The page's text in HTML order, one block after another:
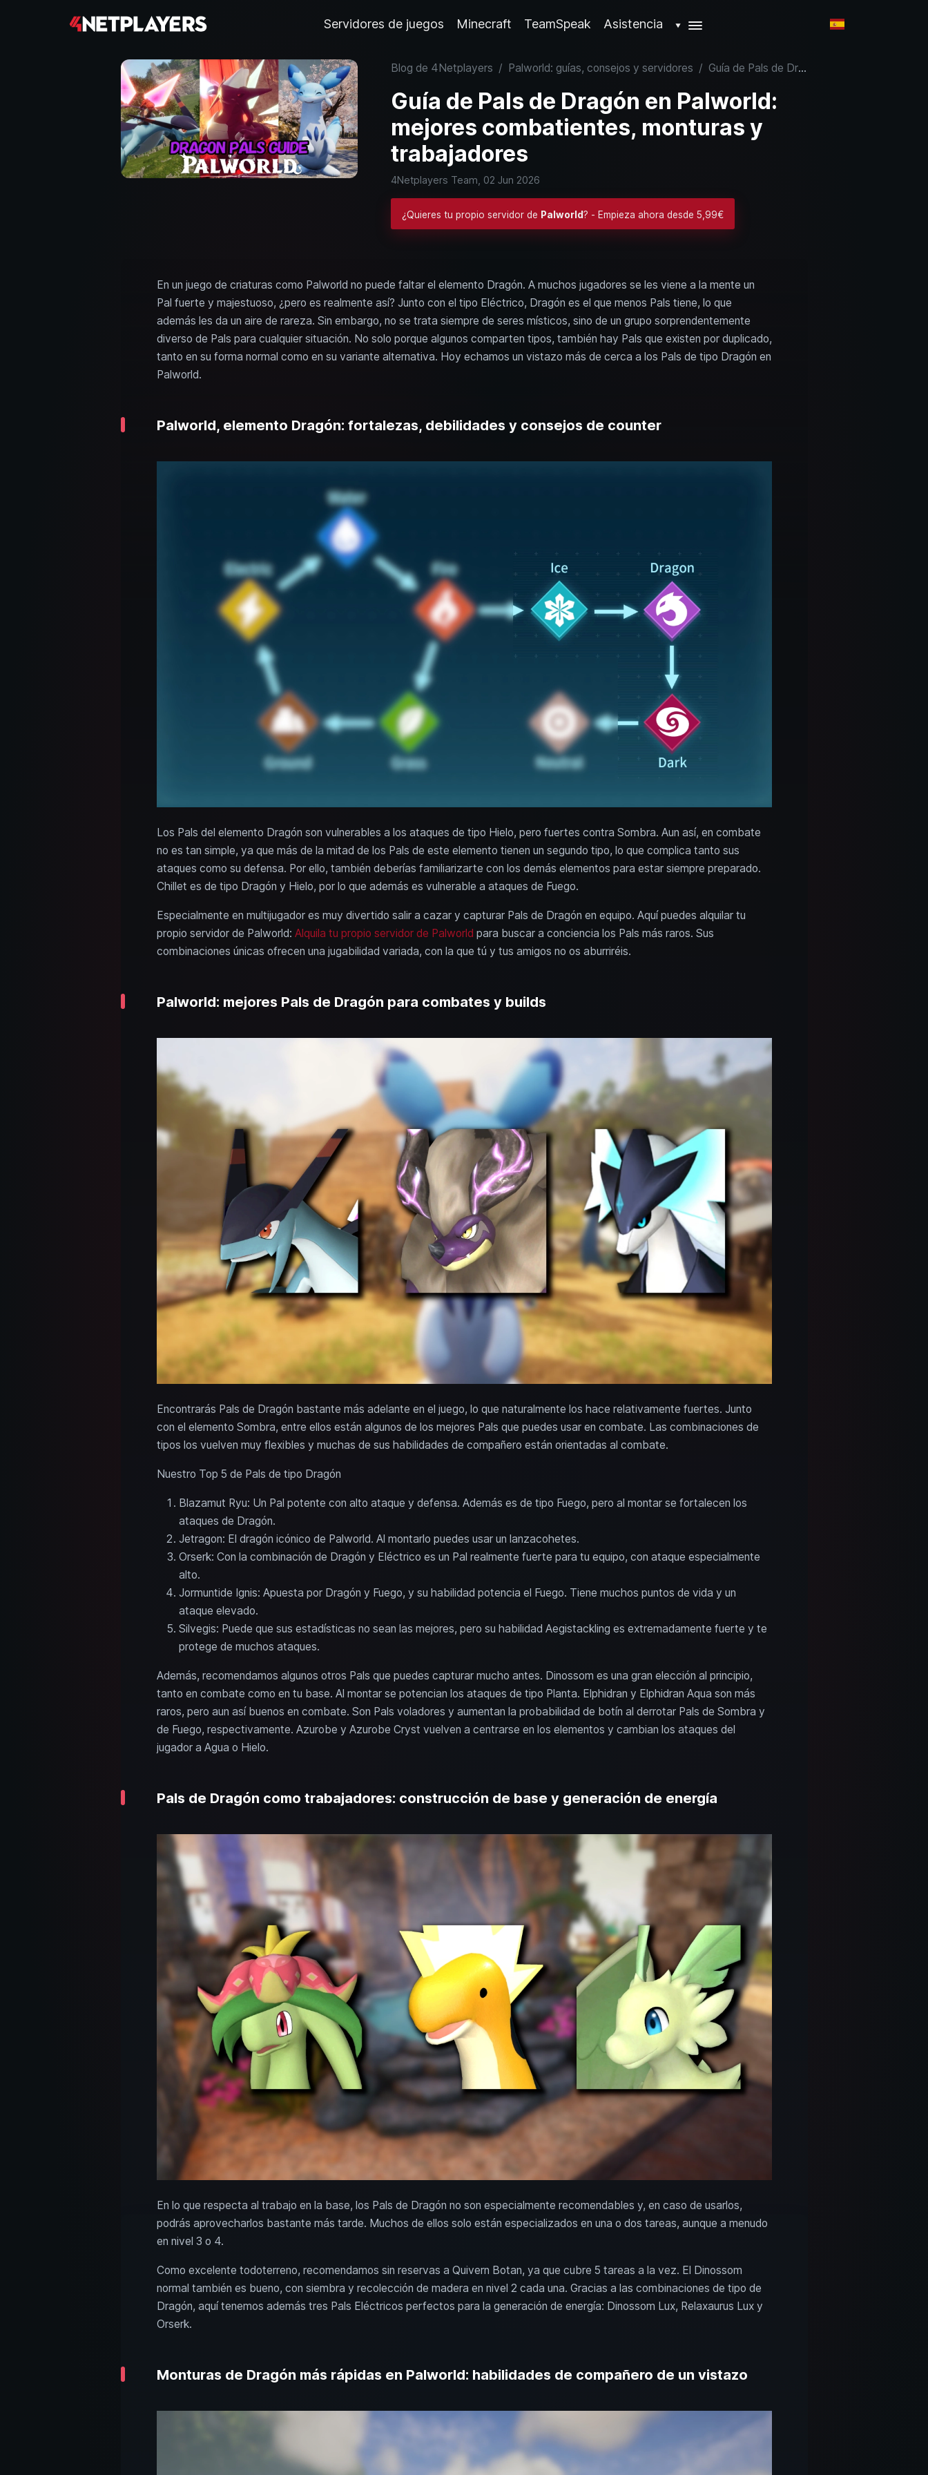
Servidores de juegos Minecraft TeamSpeak Asistencia ▼
Blog de 4Netplayers / Palworld: guías, consejos y servidores / Guía de Pals de Dragón en Palworld: mejores combatientes, monturas y trabajadores
Guía de Pals de Dragón en Palworld:
mejores combatientes, monturas y
trabajadores
4Netplayers Team, 02 Jun 2026
¿Quieres tu propio servidor de Palworld? - Empieza ahora desde 5,99€
En un juego de criaturas como Palworld no puede faltar el elemento Dragón. A muchos jugadores se les viene a la mente un
Pal fuerte y majestuoso, ¿pero es realmente así? Junto con el tipo Eléctrico, Dragón es el que menos Pals tiene, lo que
además les da un aire de rareza. Sin embargo, no se trata siempre de seres místicos, sino de un grupo sorprendentemente
diverso de Pals para cualquier situación. No solo porque algunos comparten tipos, también hay Pals que existen por duplicado,
tanto en su forma normal como en su variante alternativa. Hoy echamos un vistazo más de cerca a los Pals de tipo Dragón en
Palworld.
Palworld, elemento Dragón: fortalezas, debilidades y consejos de counter
Los Pals del elemento Dragón son vulnerables a los ataques de tipo Hielo, pero fuertes contra Sombra. Aun así, en combate
no es tan simple, ya que más de la mitad de los Pals de este elemento tienen un segundo tipo, lo que complica tanto sus
ataques como su defensa. Por ello, también deberías familiarizarte con los demás elementos para estar siempre preparado.
Chillet es de tipo Dragón y Hielo, por lo que además es vulnerable a ataques de Fuego.
Especialmente en multijugador es muy divertido salir a cazar y capturar Pals de Dragón en equipo. Aquí puedes alquilar tu
propio servidor de Palworld: Alquila tu propio servidor de Palworld para buscar a conciencia los Pals más raros. Sus
combinaciones únicas ofrecen una jugabilidad variada, con la que tú y tus amigos no os aburriréis.
Palworld: mejores Pals de Dragón para combates y builds
Encontrarás Pals de Dragón bastante más adelante en el juego, lo que naturalmente los hace relativamente fuertes. Junto
con el elemento Sombra, entre ellos están algunos de los mejores Pals que puedes usar en combate. Las combinaciones de
tipos los vuelven muy flexibles y muchas de sus habilidades de compañero están orientadas al combate.
Nuestro Top 5 de Pals de tipo Dragón
Blazamut Ryu: Un Pal potente con alto ataque y defensa. Además es de tipo Fuego, pero al montar se fortalecen los
ataques de Dragón.
Jetragon: El dragón icónico de Palworld. Al montarlo puedes usar un lanzacohetes.
Orserk: Con la combinación de Dragón y Eléctrico es un Pal realmente fuerte para tu equipo, con ataque especialmente
alto.
Jormuntide Ignis: Apuesta por Dragón y Fuego, y su habilidad potencia el Fuego. Tiene muchos puntos de vida y un
ataque elevado.
Silvegis: Puede que sus estadísticas no sean las mejores, pero su habilidad Aegistackling es extremadamente fuerte y te
protege de muchos ataques.
Además, recomendamos algunos otros Pals que puedes capturar mucho antes. Dinossom es una gran elección al principio,
tanto en combate como en tu base. Al montar se potencian los ataques de tipo Planta. Elphidran y Elphidran Aqua son más
raros, pero aun así buenos en combate. Son Pals voladores y aumentan la probabilidad de botín al derrotar Pals de Sombra y
de Fuego, respectivamente. Azurobe y Azurobe Cryst vuelven a centrarse en los elementos y cambian los ataques del
jugador a Agua o Hielo.
Pals de Dragón como trabajadores: construcción de base y generación de energía
En lo que respecta al trabajo en la base, los Pals de Dragón no son especialmente recomendables y, en caso de usarlos,
podrás aprovecharlos bastante más tarde. Muchos de ellos solo están especializados en una o dos tareas, aunque a menudo
en nivel 3 o 4.
Como excelente todoterreno, recomendamos sin reservas a Quivern Botan, ya que cubre 5 tareas a la vez. El Dinossom
normal también es bueno, con siembra y recolección de madera en nivel 2 cada una. Gracias a las combinaciones de tipo de
Dragón, aquí tenemos además tres Pals Eléctricos perfectos para la generación de energía: Dinossom Lux, Relaxaurus Lux y
Orserk.
Monturas de Dragón más rápidas en Palworld: habilidades de compañero de un vistazo